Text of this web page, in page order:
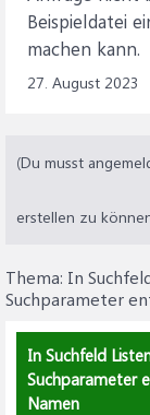
Beispieldatei
machen kann.
27. August 2023
(Du musst
erstellen zu
Thema: In
Suchparameter
In Suchfeld
Suchparameter
Namen